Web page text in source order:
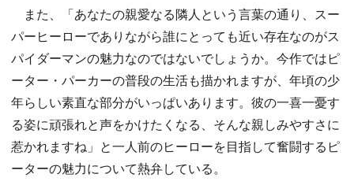
また、「あなたの親愛なる隣人という言葉の通り、スー
パーヒーローでありながら誰にとっても近い存在なのがス
パイダーマンの魅力なのではないでしょうか。今作ではピ
ーター・パーカーの普段の生活も描かれますが、年頃の少
年らしい素直な部分がいっぱいあります。彼の一喜一憂す
る姿に頑張れと声をかけたくなる、そんな親しみやすさに
惹かれますね」と一人前のヒーローを目指して奮闘するピ
ーターの魅力について熱弁している。